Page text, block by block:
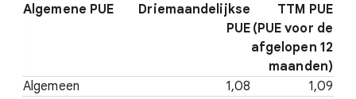
Algemene PUE
Driemaandelijkse
PUE
TTM PUE
(PUE voor de
afgelopen 12
maanden)
Algemeen
1,08
1,09